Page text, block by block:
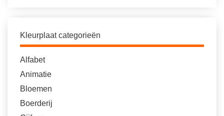
Kleurplaat categorieën
Alfabet
Animatie
Bloemen
Boerderij